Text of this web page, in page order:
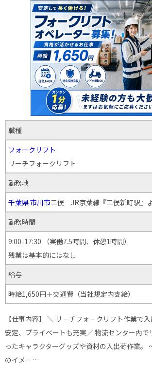
職種
フォークリフト
リーチフォークリフト
勤務地
千葉県市川市二俣 JR京葉線『二俣新町駅』
勤務時間
9:00-17:30 （実働7.5時間、休憩1時間）
残業は基本的にはなし
給与
時給1,650円＋交通費（当社規定内支給）
【仕事内容】 ＼ リーチフォークリフト作業で
安定、プライベートも充実／ 物流センター内で
ったキャラクターグッズや資材の入出荷作業。
のイメー…